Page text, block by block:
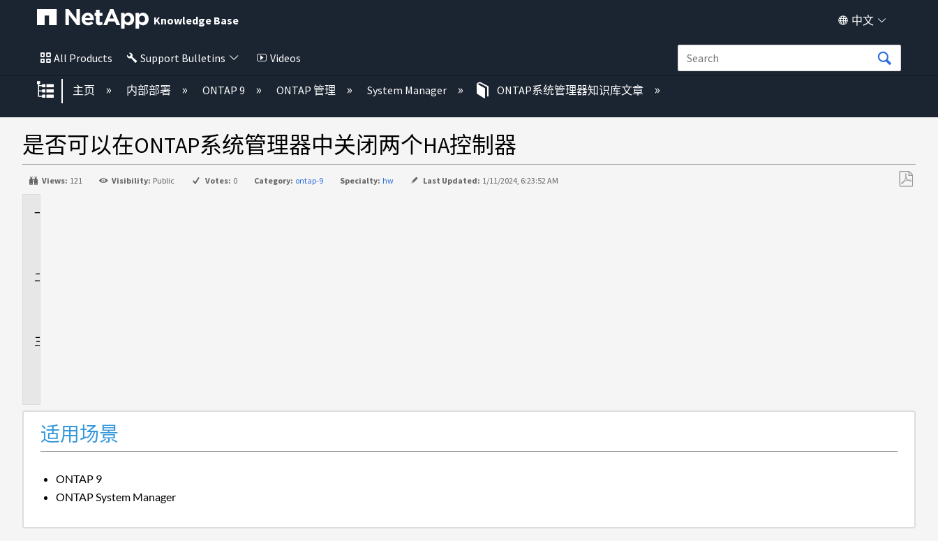
Knowledge Base 中文
All Products Support Bulletins Videos
扩展/隐缩全局层次
主页 内部部署 ONTAP 9 ONTAP 管理 System Manager ONTAP系统管理器知识库文章
是否可以在ONTAP系统管理器中关闭两个HA控制器
Views: 121 Visibility: Public Votes: 0 Category: ontap-9 Specialty: hw Last Updated: 1/11/2024, 6:23:52 AM
适用场景
ONTAP 9
ONTAP System Manager